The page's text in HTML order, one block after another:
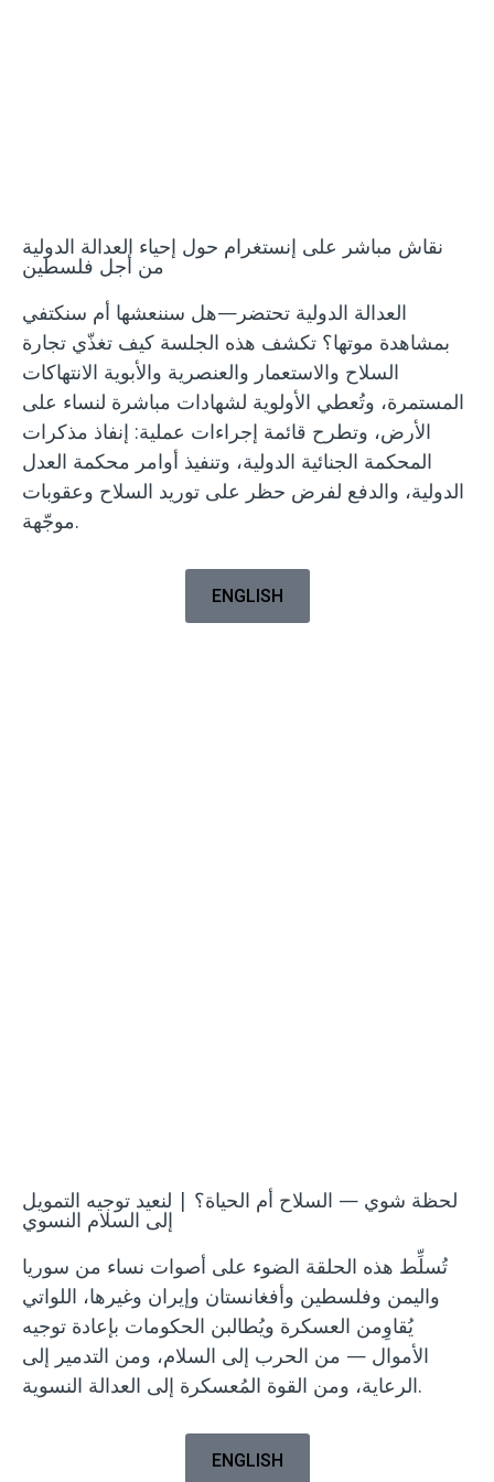
نقاش مباشر على إنستغرام حول إحياء العدالة الدولية
من أجل فلسطين
العدالة الدولية تحتضر—هل سننعشها أم سنكتفي
بمشاهدة موتها؟ تكشف هذه الجلسة كيف تغذّي تجارة
السلاح والاستعمار والعنصرية والأبوية الانتهاكات
المستمرة، وتُعطي الأولوية لشهادات مباشرة لنساء على
الأرض، وتطرح قائمة إجراءات عملية: إنفاذ مذكرات
المحكمة الجنائية الدولية، وتنفيذ أوامر محكمة العدل
الدولية، والدفع لفرض حظر على توريد السلاح وعقوبات
موجّهة.
ENGLISH
لحظة شوي — السلاح أم الحياة؟ | لنعيد توجيه التمويل
إلى السلام النسوي
تُسلِّط هذه الحلقة الضوء على أصوات نساء من سوريا
واليمن وفلسطين وأفغانستان وإيران وغيرها، اللواتي
يُقاوِمن العسكرة ويُطالبن الحكومات بإعادة توجيه
الأموال — من الحرب إلى السلام، ومن التدمير إلى
الرعاية، ومن القوة المُعسكرة إلى العدالة النسوية.
ENGLISH